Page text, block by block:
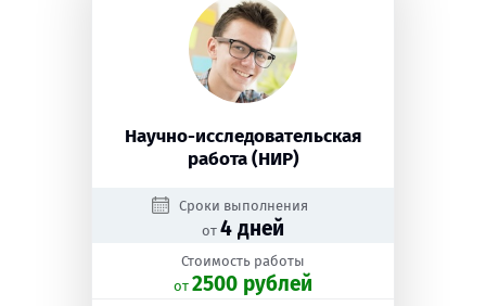
Научно-исследовательская
работа (НИР)
Сроки выполнения
от 4 дней
Стоимость работы
oт 2500 рублей